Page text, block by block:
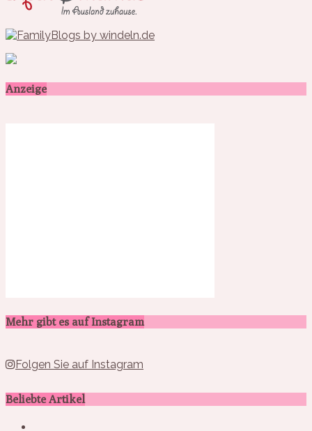
Anzeige
Mehr gibt es auf Instagram
Folgen Sie auf Instagram
Beliebte Artikel